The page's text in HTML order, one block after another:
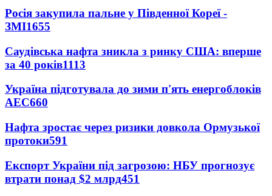
Росія закупила пальне у Південної Кореї -
ЗМІ1655
Саудівська нафта зникла з ринку США: вперше
за 40 років1113
Україна підготувала до зими п'ять енергоблоків
АЕС660
Нафта зростає через ризики довкола Ормузької
протоки591
Експорт України під загрозою: НБУ прогнозує
втрати понад $2 млрд451